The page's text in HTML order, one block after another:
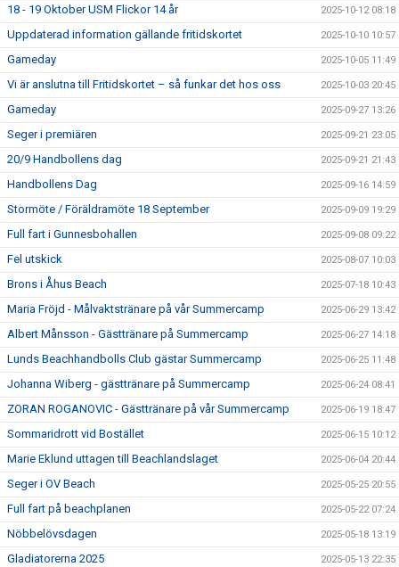
18 - 19 Oktober USM Flickor 14 år 2025-10-12 08:18
Uppdaterad information gällande fritidskortet 2025-10-10 10:57
Gameday 2025-10-05 11:49
Vi är anslutna till Fritidskortet – så funkar det hos oss 2025-10-03 20:45
Gameday 2025-09-27 13:26
Seger i premiären 2025-09-21 23:05
20/9 Handbollens dag 2025-09-21 21:43
Handbollens Dag 2025-09-16 14:59
Stormöte / Föräldramöte 18 September 2025-09-09 19:29
Full fart i Gunnesbohallen 2025-09-08 09:22
Fel utskick 2025-08-07 10:03
Brons i Åhus Beach 2025-07-18 10:43
Maria Fröjd - Målvaktstränare på vår Summercamp 2025-06-29 13:42
Albert Månsson - Gästtränare på Summercamp 2025-06-27 14:18
Lunds Beachhandbolls Club gästar Summercamp 2025-06-25 11:48
Johanna Wiberg - gästtränare på Summercamp 2025-06-24 08:41
ZORAN ROGANOVIC - Gästtränare på vår Summercamp 2025-06-19 18:47
Sommaridrott vid Bostället 2025-06-15 10:12
Marie Eklund uttagen till Beachlandslaget 2025-06-04 20:44
Seger i OV Beach 2025-05-25 20:55
Full fart på beachplanen 2025-05-22 07:24
Nöbbelövsdagen 2025-05-18 13:19
Gladiatorerna 2025 2025-05-13 22:35